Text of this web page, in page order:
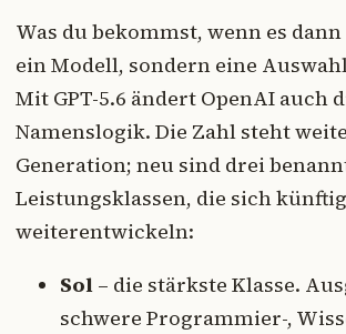
Was du bekommst, wenn es
ein Modell, sondern eine
Mit GPT-5.6 ändert OpenAI auch
Namenslogik. Die Zahl steht
Generation; neu sind drei
Leistungsklassen, die sich
weiterentwickeln:
Sol – die stärkste Klasse.
schwere Programmier-,